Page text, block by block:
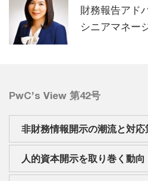
財務報告アド
シニアマネー
PwC’s View 第42号
非財務情報開示の潮流と対応
人的資本開示を取り巻く動向